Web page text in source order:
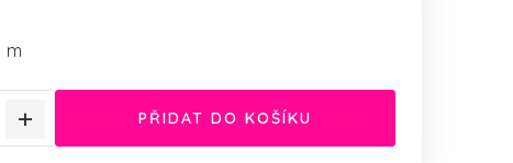
m
PŘIDAT DO KOŠÍKU